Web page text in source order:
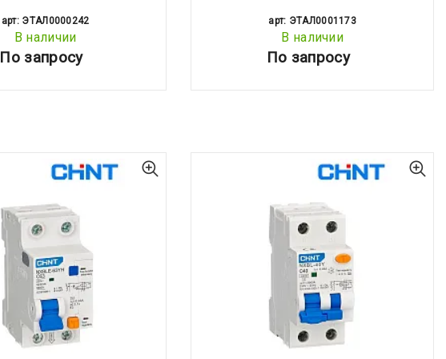
арт: ЭТАЛ0000242
В наличии
По запросу
арт: ЭТАЛ0001173
В наличии
По запросу